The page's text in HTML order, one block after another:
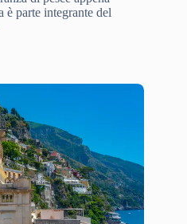
è parte integrante del